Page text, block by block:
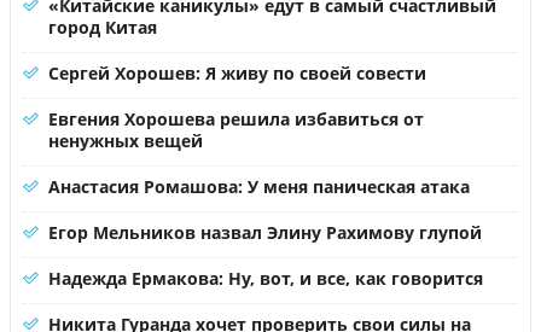
«Китайские каникулы» едут в самый счастливый
город Китая
Сергей Хорошев: Я живу по своей совести
Евгения Хорошева решила избавиться от
ненужных вещей
Анастасия Ромашова: У меня паническая атака
Егор Мельников назвал Элину Рахимову глупой
Надежда Ермакова: Ну, вот, и все, как говорится
Никита Гуранда хочет проверить свои силы на